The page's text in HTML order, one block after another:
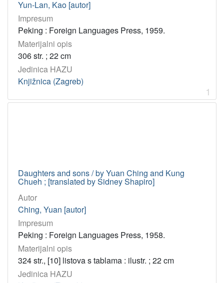
Yun-Lan, Kao [autor]
Impresum
Peking : Foreign Languages Press, 1959.
Materijalni opis
306 str. ; 22 cm
Jedinica HAZU
Knjižnica (Zagreb)
1
Daughters and sons / by Yuan Ching and Kung
Chueh ; [translated by Sidney Shapiro]
Autor
Ching, Yuan [autor]
Impresum
Peking : Foreign Languages Press, 1958.
Materijalni opis
324 str., [10] listova s tablama : ilustr. ; 22 cm
Jedinica HAZU